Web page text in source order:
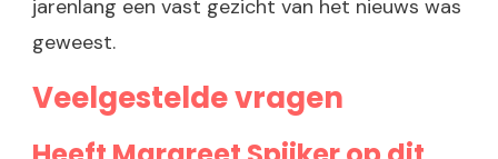
jarenlang een vast gezicht van het nieuws was
geweest.
Veelgestelde vragen